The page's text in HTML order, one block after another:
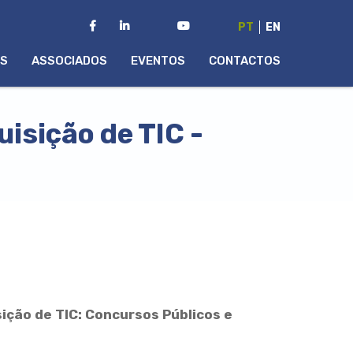
PT EN
ASSOCIADOS EVENTOS CONTACTOS
de TIC -
de TIC: Concursos Públicos e